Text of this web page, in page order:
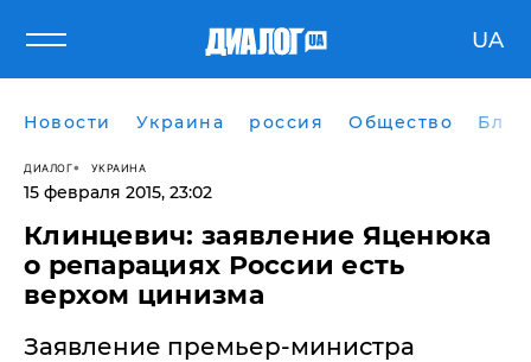
UA
Новости Украина россия Общество
ДИАЛОГ УКРАИНА
15 февраля 2015, 23:02
Клинцевич: заявление Яценюка
о репарациях России есть
верхом цинизма
Заявление премьер-министра